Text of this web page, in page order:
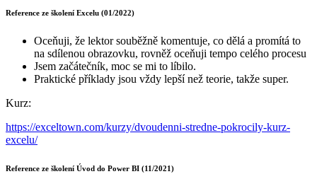
Reference ze školení Excelu (01/2022)
Oceňuji, že lektor souběžně komentuje, co dělá a promítá to
na sdílenou obrazovku, rovněž oceňuji tempo celého procesu
Jsem začátečník, moc se mi to líbilo.
Praktické příklady jsou vždy lepší než teorie, takže super.
Kurz:
https://exceltown.com/kurzy/dvoudenni-stredne-pokrocily-kurz-
excelu/
Reference ze školení Úvod do Power BI (11/2021)